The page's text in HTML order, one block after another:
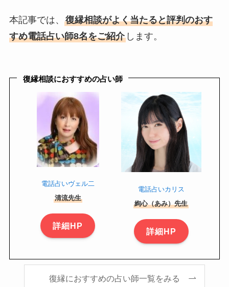
本記事では、 復縁相談がよく当たると評判のおす
すめ電話占い師8名をご紹介します。
復縁相談におすすめの占い師
電話占いヴェル二
清流先生
詳細HP
電話占いカリス
絢心（あみ）先生
詳細HP
復縁におすすめの占い師一覧をみる